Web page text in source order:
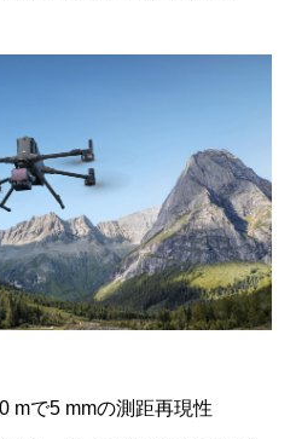
mで5 mmの測距再現性